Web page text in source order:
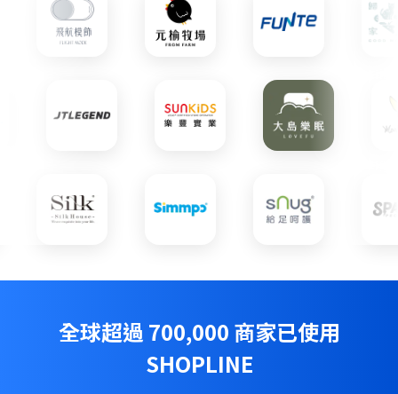
全球超過 700,000 商家已使用
SHOPLINE